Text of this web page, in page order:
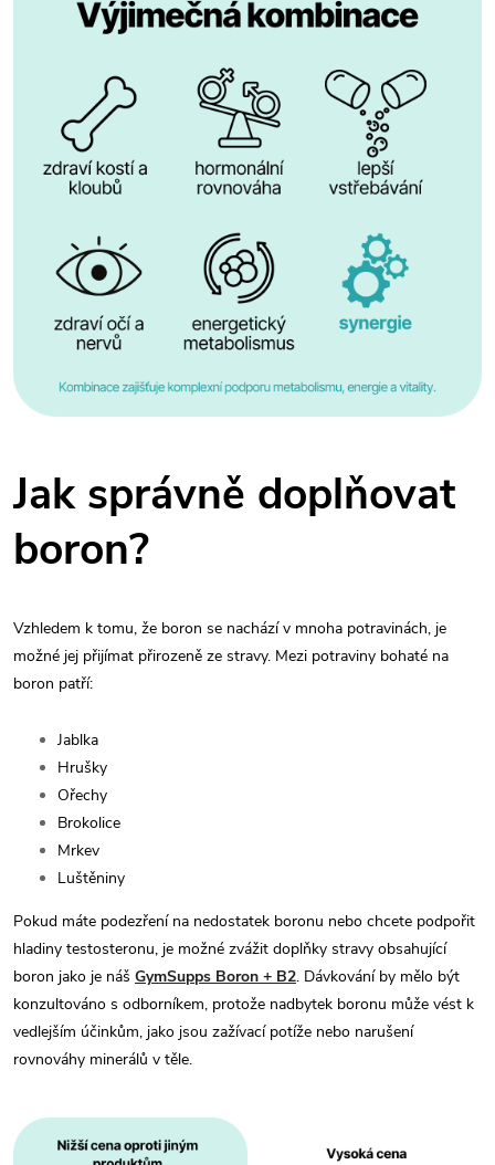
Jak správně doplňovat
boron?
Vzhledem k tomu, že boron se nachází v mnoha potravinách, je
možné jej přijímat přirozeně ze stravy. Mezi potraviny bohaté na
boron patří:
Jablka
Hrušky
Ořechy
Brokolice
Mrkev
Luštěniny
Pokud máte podezření na nedostatek boronu nebo chcete podpořit
hladiny testosteronu, je možné zvážit doplňky stravy obsahující
boron jako je náš GymSupps Boron + B2. Dávkování by mělo být
konzultováno s odborníkem, protože nadbytek boronu může vést k
vedlejším účinkům, jako jsou zažívací potíže nebo narušení
rovnováhy minerálů v těle.